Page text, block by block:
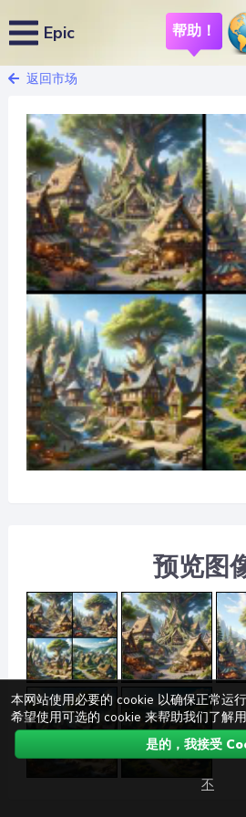
Epic 帮助！
返回市场
预览图
本网站使用必要的 cookie 以确保正常运
希望使用可选的 cookie 来帮助我们了解
是的，我接受
不